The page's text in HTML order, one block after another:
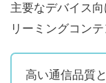
主要なデバイス
リーミングコン
高い通信品質